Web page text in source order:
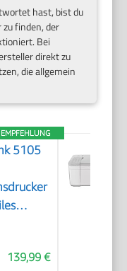
hast, bist du
finden, der
Bei
direkt zu
die allgemein
EMPFEHLUNG
5105
139,99 €